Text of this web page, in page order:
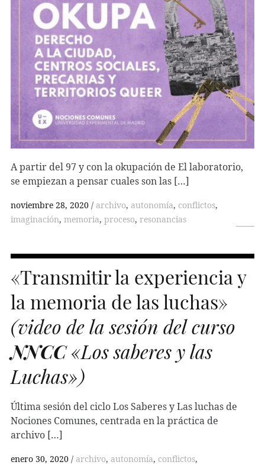
A partir del 97 y con la okupación de El laboratorio,
se empiezan a pensar cuales son las […]
noviembre 28, 2020 archivo, autonomía, conflictos,
imaginación, memoria, proceso, resonancias
«Transmitir la experiencia y
la memoria de las luchas»
(video de la sesión del curso
NNCC«Los saberes y las
Luchas»)
Última sesión del ciclo Los Saberes y Las luchas de
Nociones Comunes, centrada en la práctica de
archivo […]
enero 30, 2020 archivo, autonomía, conflictos,